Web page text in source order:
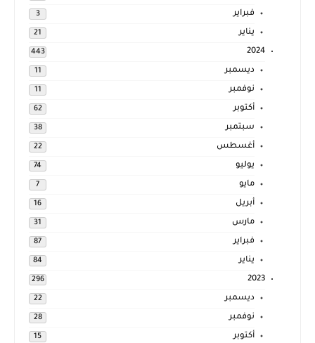
فبراير 3
يناير 21
2024
443
ديسمبر 11
نوفمبر 11
أكتوبر 62
سبتمبر 38
أغسطس 22
يوليو 74
مايو 7
أبريل 16
مارس 31
فبراير 87
يناير 84
2023
296
ديسمبر 22
نوفمبر 28
أكتوبر 15